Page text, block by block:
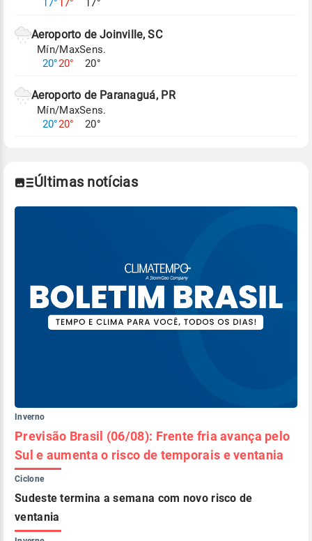
17°17°
17°
Aeroporto de Joinville, SC
Mín/Max
20°20°
Sens.
20°
Aeroporto de Paranaguá, PR
Mín/Max
20°20°
Sens.
20°
Últimas notícias
Inverno
Previsão Brasil (06/08): Frente fria avança pelo
Sul e aumenta o risco de temporais e ventania
Ciclone
Sudeste termina a semana com novo risco de
ventania